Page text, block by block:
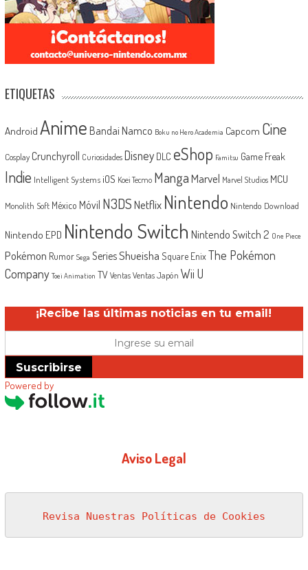
ETIQUETAS
Android Anime Bandai Namco Boku no Hero Academia Capcom Cine
Cosplay Crunchyroll Curiosidades Disney DLC eShop Famitsu Game Freak
Indie Intelligent Systems iOS Koei Tecmo MangaMarvel Marvel Studios MCU
Monolith Soft México Móvil N3DSNetflix Nintendo Nintendo Download
Nintendo EPD Nintendo Switch Nintendo Switch 2 One Piece
Pokémon Rumor Sega SeriesShueisha Square EnixThe Pokémon
Company Toei Animation TV Ventas Ventas Japón Wii U
¡Recibe las últimas noticias en tu email!
Suscribirse
Powered by
Aviso Legal
Revisa Nuestras Políticas de Cookies